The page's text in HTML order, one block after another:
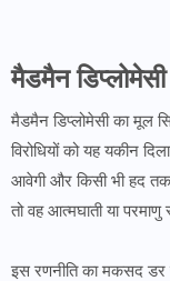
मैडमैन डिप्लोमेसी
मैडमैन डिप्लोमेसी का मूल
विरोधियों को यह यकीन
आवेगी और किसी भी हद तक
तो वह आत्मघाती या
इस रणनीति का मकसद डर